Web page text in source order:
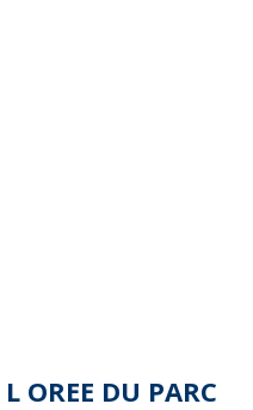
L OREE DU PARC